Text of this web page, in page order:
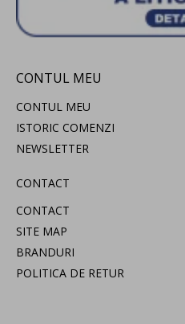
CONTUL MEU
CONTUL MEU
ISTORIC COMENZI
NEWSLETTER
CONTACT
CONTACT
SITE MAP
BRANDURI
POLITICA DE RETUR